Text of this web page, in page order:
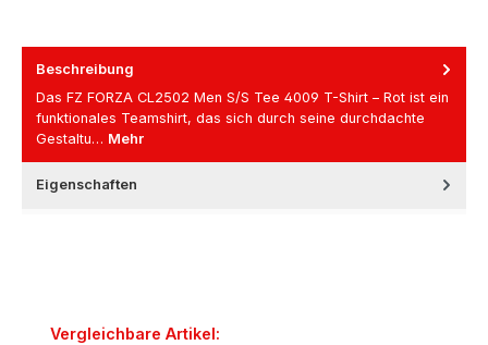
Beschreibung
Das FZ FORZA CL2502 Men S/S Tee 4009 T-Shirt – Rot ist ein
funktionales Teamshirt, das sich durch seine durchdachte
Gestaltu… Mehr
Eigenschaften
Produktgalerie überspringen
Vergleichbare Artikel: